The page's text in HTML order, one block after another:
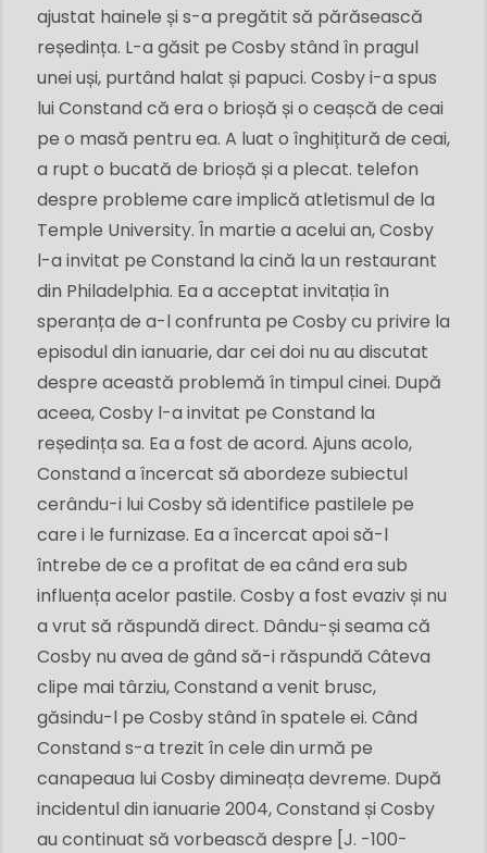
ajustat hainele și s-a pregătit să părăsească
reședința. L-a găsit pe Cosby stând în pragul
unei uși, purtând halat și papuci. Cosby i-a spus
lui Constand că era o brioșă și o ceașcă de ceai
pe o masă pentru ea. A luat o înghițitură de ceai,
a rupt o bucată de brioșă și a plecat. telefon
despre probleme care implică atletismul de la
Temple University. În martie a acelui an, Cosby
l-a invitat pe Constand la cină la un restaurant
din Philadelphia. Ea a acceptat invitația în
speranța de a-l confrunta pe Cosby cu privire la
episodul din ianuarie, dar cei doi nu au discutat
despre această problemă în timpul cinei. După
aceea, Cosby l-a invitat pe Constand la
reședința sa. Ea a fost de acord. Ajuns acolo,
Constand a încercat să abordeze subiectul
cerându-i lui Cosby să identifice pastilele pe
care i le furnizase. Ea a încercat apoi să-l
întrebe de ce a profitat de ea când era sub
influența acelor pastile. Cosby a fost evaziv și nu
a vrut să răspundă direct. Dându-și seama că
Cosby nu avea de gând să-i răspundă Câteva
clipe mai târziu, Constand a venit brusc,
găsindu-l pe Cosby stând în spatele ei. Când
Constand s-a trezit în cele din urmă pe
canapeaua lui Cosby dimineața devreme. După
incidentul din ianuarie 2004, Constand și Cosby
au continuat să vorbească despre [J. -100-